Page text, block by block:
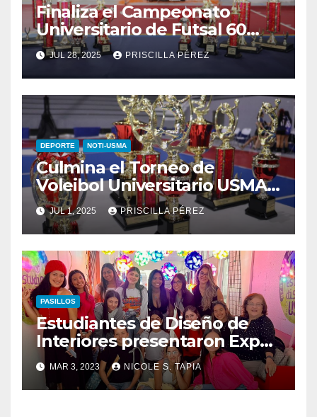
Finaliza el Campeonato
Universitario de Futsal 60
años USMA
JUL 28, 2025 PRISCILLA PÉREZ
DEPORTE NOTI-USMA
Culmina el Torneo de
Voleibol Universitario USMA
60 años
JUL 1, 2025 PRISCILLA PÉREZ
PASILLOS
Estudiantes de Diseño de
Interiores presentaron Expo
Lámparas
MAR 3, 2023 NICOLE S. TAPIA